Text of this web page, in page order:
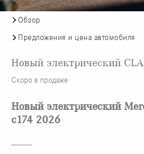
Обзор
Предложения и цена автомобиля
Новый электрический CLA
Скоро в продаже
Новый электрический
c174 2026